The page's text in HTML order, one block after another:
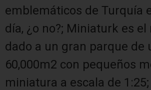
emblemáticos de Turquía
día, ¿o no?; Miniaturk es
dado a un gran parque de
60,000m2 con pequeños
miniatura a escala de